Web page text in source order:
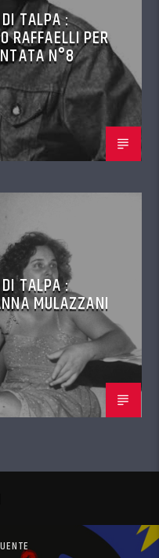
TALPA :
RAFFAELLI PER
N°8
TALPA :
MULAZZANI